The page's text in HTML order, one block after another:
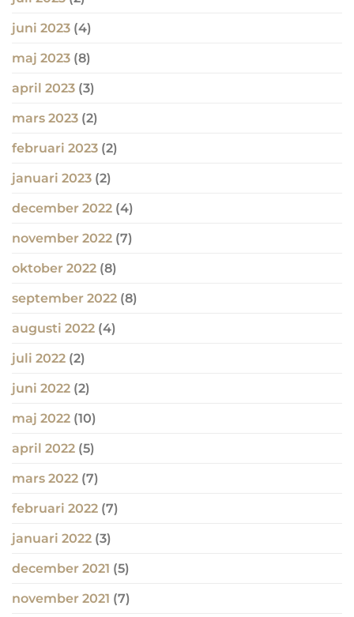
juni 2023 (4)
maj 2023 (8)
april 2023 (3)
mars 2023 (2)
februari 2023 (2)
januari 2023 (2)
december 2022 (4)
november 2022 (7)
oktober 2022 (8)
september 2022 (8)
augusti 2022 (4)
juli 2022 (2)
juni 2022 (2)
maj 2022 (10)
april 2022 (5)
mars 2022 (7)
februari 2022 (7)
januari 2022 (3)
december 2021 (5)
november 2021 (7)